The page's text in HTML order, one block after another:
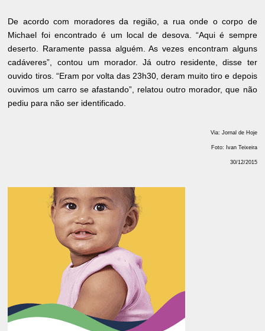
De acordo com moradores da região, a rua onde o corpo de
Michael foi encontrado é um local de desova. “Aqui é sempre
deserto. Raramente passa alguém. As vezes encontram alguns
cadáveres”, contou um morador. Já outro residente, disse ter
ouvido tiros. “Eram por volta das 23h30, deram muito tiro e depois
ouvimos um carro se afastando”, relatou outro morador, que não
pediu para não ser identificado.
Via: Jornal de Hoje
Foto: Ivan Teixeira
30/12/2015